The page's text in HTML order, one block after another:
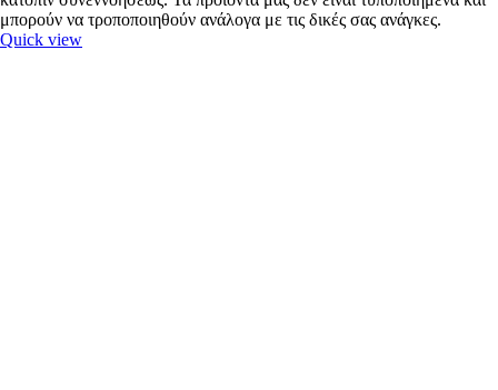
μπορούν να τροποποιηθούν ανάλογα με τις δικές σας ανάγκες.
Quick view